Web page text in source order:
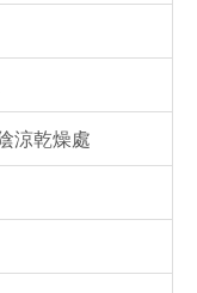
涼乾燥處